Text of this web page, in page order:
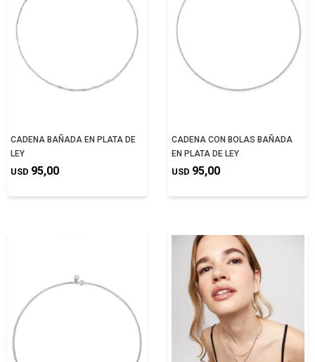
CADENA BAÑADA EN PLATA DE
LEY
USD 95,00
CADENA CON BOLAS BAÑADA
EN PLATA DE LEY
USD 95,00